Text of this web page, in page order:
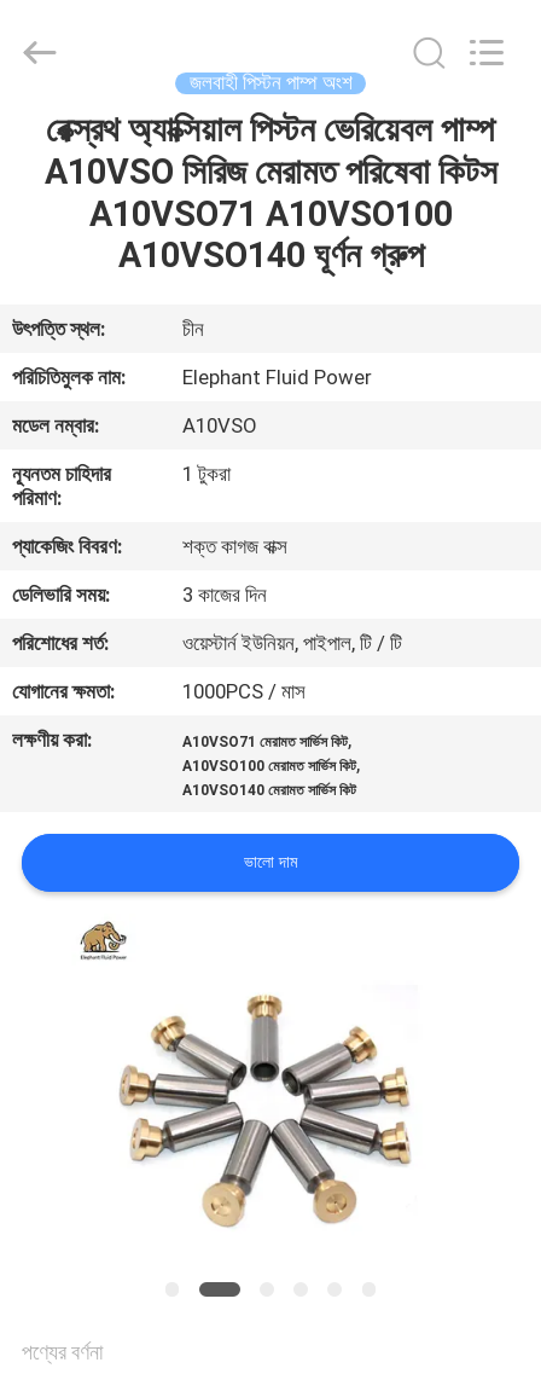
সম্পর্কে
নিয়ন্ত্রণ
যোগাযোগ
করুন
কেস
Power
Co.,Ltd.
জলবাহী পিস্টন পাম্প অংশ
রেক্স্রথ অ্যাক্সিয়াল পিস্টন ভেরিয়েবল পাম্প
A10VSO সিরিজ মেরামত পরিষেবা কিটস
A10VSO71 A10VSO100
A10VSO140 ঘূর্ণন গ্রুপ
উৎপত্তি স্থল:
চীন
পরিচিতিমুলক নাম:
Elephant Fluid Power
মডেল নম্বার:
A10VSO
ন্যূনতম চাহিদার
পরিমাণ:
1 টুকরা
প্যাকেজিং বিবরণ:
শক্ত কাগজ বাক্স
ডেলিভারি সময়:
3 কাজের দিন
পরিশোধের শর্ত:
ওয়েস্টার্ন ইউনিয়ন, পাইপাল, টি / টি
যোগানের ক্ষমতা:
1000PCS / মাস
লক্ষণীয় করা:
A10VSO71 মেরামত সার্ভিস কিট,
A10VSO100 মেরামত সার্ভিস কিট,
A10VSO140 মেরামত সার্ভিস কিট
ভালো দাম
পণ্যের বর্ণনা